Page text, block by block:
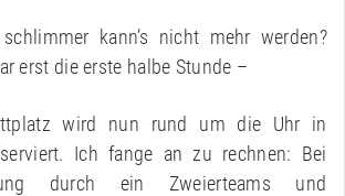
kann’s nicht mehr werden?
erst die erste halbe Stunde –
wird nun rund um die Uhr in
Ich fange an zu rechnen: Bei
durch ein Zweierteams und